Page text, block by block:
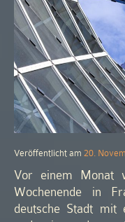
Veröffentlicht am 20.
Vor einem Monat
Wochenende in
deutsche Stadt mit